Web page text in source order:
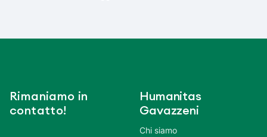
Rimaniamo in
contatto!
Humanitas
Gavazzeni
Chi siamo